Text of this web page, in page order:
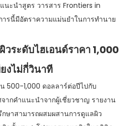
นะนำสูตร วารสาร Frontiers in
รนี้มีอัตราความแม่นยำในการทำนาย
ระดับไฮเอนด์ราคา 1,000
งไม่กี่วินาที
500-1,000 ดอลลาร์ต่อปีไปกับ
กคำแนะนำจากผู้เชี่ยวชาญ รายงาน
กษาสามารถผสมผสานการดูแลผิว